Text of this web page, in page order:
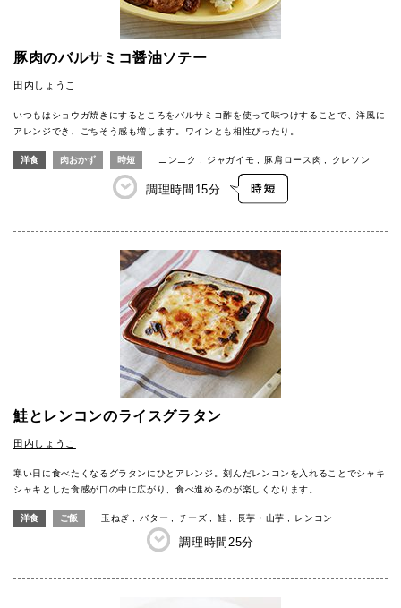
豚肉のバルサミコ醤油ソテー
田内しょうこ
いつもはショウガ焼きにするところをバルサミコ酢を使って味つけすることで、洋風に
アレンジでき、ごちそう感も増します。ワインとも相性ぴったり。
洋食 肉おかず 時短 ニンニク ジャガイモ 豚肩ロース肉 クレソン
調理時間 15分
鮭とレンコンのライスグラタン
田内しょうこ
寒い日に食べたくなるグラタンにひとアレンジ。刻んだレンコンを入れることでシャキ
シャキとした食感が口の中に広がり、食べ進めるのが楽しくなります。
洋食 ご飯 玉ねぎ バター チーズ 鮭 長芋・山芋 レンコン
調理時間 25分